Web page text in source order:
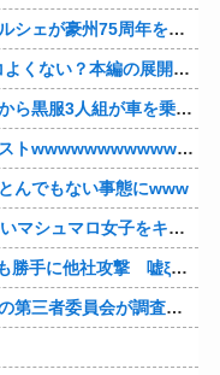
」を発表、1951年の「見果てぬ夢」が内外装に再現
ちゃんと反映してて完成度高いし
人組が車を乗り捨てて逃走
んでもない事態にwww
ターに起用してしまうwwwwwwww
ξけど何これ流行ってんの？
全管理に関する検証を妨げた組織風土の存在を指摘